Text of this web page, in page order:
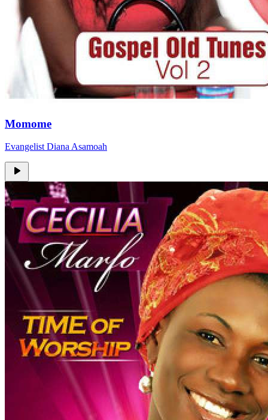
Momome
Evangelist Diana Asamoah